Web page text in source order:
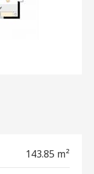
143.85 m²